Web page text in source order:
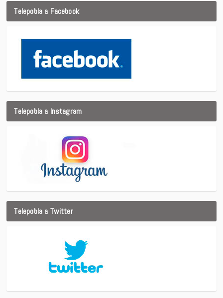
Telepobla a Facebook
Telepobla a Instagram
Telepobla a Twitter